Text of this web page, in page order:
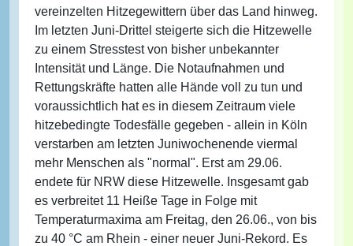
vereinzelten Hitzegewittern über das Land hinweg.
Im letzten Juni-Drittel steigerte sich die Hitzewelle
zu einem Stresstest von bisher unbekannter
Intensität und Länge. Die Notaufnahmen und
Rettungskräfte hatten alle Hände voll zu tun und
voraussichtlich hat es in diesem Zeitraum viele
hitzebedingte Todesfälle gegeben - allein in Köln
verstarben am letzten Juniwochenende viermal
mehr Menschen als "normal". Erst am 29.06.
endete für NRW diese Hitzewelle. Insgesamt gab
es verbreitet 11 Heiße Tage in Folge mit
Temperaturmaxima am Freitag, den 26.06., von bis
zu 40 °C am Rhein - einer neuer Juni-Rekord. Es